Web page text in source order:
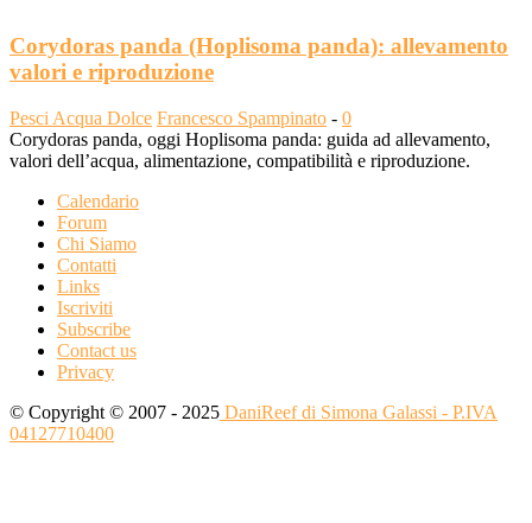
Corydoras panda (Hoplisoma panda): allevamento
valori e riproduzione
Pesci Acqua Dolce Francesco Spampinato - 0
Corydoras panda, oggi Hoplisoma panda: guida ad allevamento,
valori dell’acqua, alimentazione, compatibilità e riproduzione.
Calendario
Forum
Chi Siamo
Contatti
Links
Iscriviti
Subscribe
Contact us
Privacy
© Copyright © 2007 - 2025 DaniReef di Simona Galassi - P.IVA
04127710400